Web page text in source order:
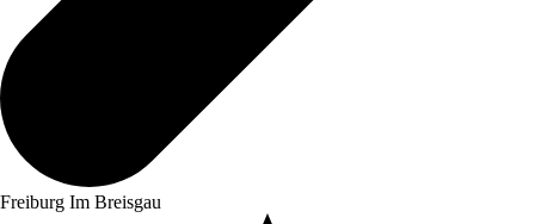
Freiburg Im Breisgau